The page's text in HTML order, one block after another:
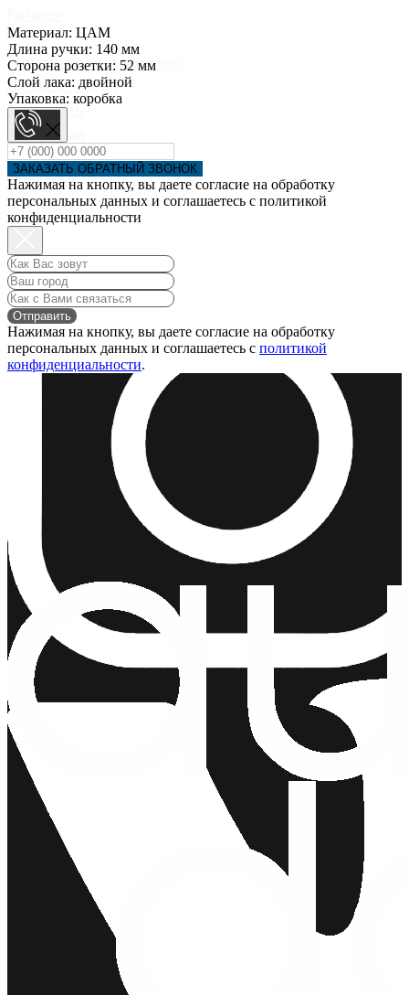
Портфолио
Дизайнерам и архитекторам
Входные двери
Где купить
Фурнитура
Перегородки
Системы
3D-Модели
Материал: ЦАМ
Длина ручки: 140 мм
Сторона розетки: 52 мм
Слой лака: двойной
Упаковка: коробка
ЗАКАЗАТЬ ОБРАТНЫЙ ЗВОНОК
Нажимая на кнопку, вы даете согласие на обработку
персональных данных и соглашаетесь c политикой
конфиденциальности
Отправить
Нажимая на кнопку, вы даете согласие на обработку
персональных данных и соглашаетесь c политикой
конфиденциальности.